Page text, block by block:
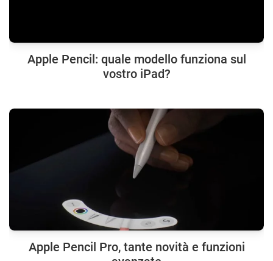
Apple Pencil: quale modello funziona sul
vostro iPad?
Apple Pencil Pro, tante novità e funzioni